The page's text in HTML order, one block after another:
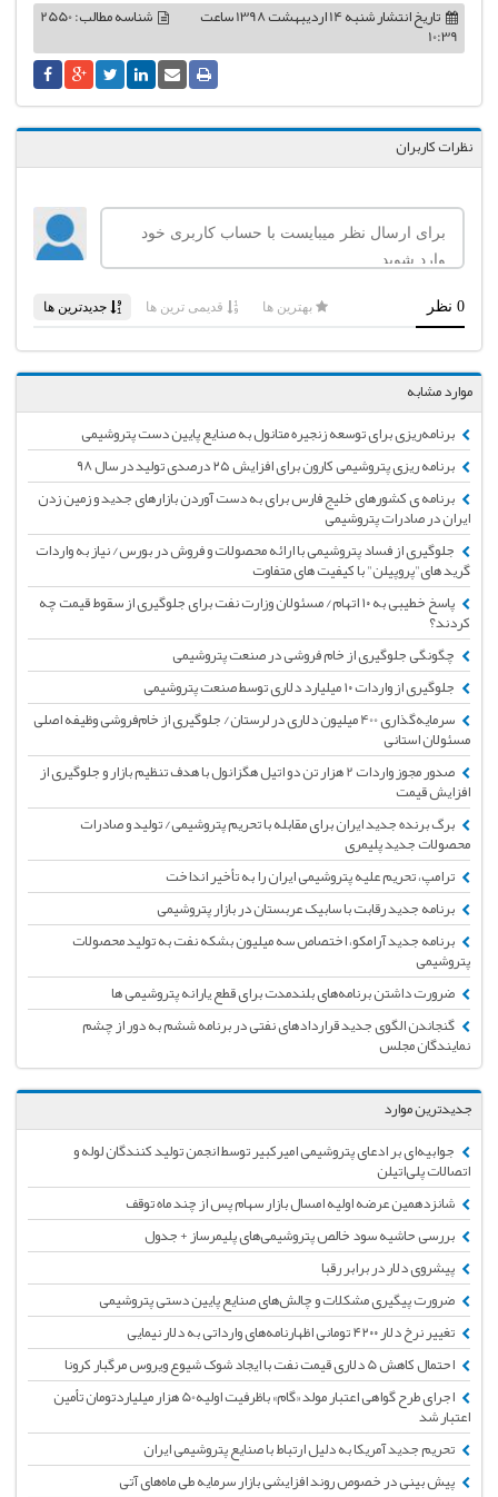
شناسه مطالب: 2550 تاریخ انتشار شنبه 14 اردیبهشت 1398 ساعت
10:39
نظرات کاربران
موارد مشابه
برنامه‌ریزی برای توسعه زنجیره متانول به صنایع پایین دست پتروشیمی
برنامه ریزی پتروشیمی کارون برای افزایش ۲۵ درصدی تولید در سال ۹۸
برنامه ی کشورهای خلیج فارس برای به دست آوردن بازارهای جدید و زمین زدن
ایران در صادرات پتروشیمی
جلوگیری از فساد پتروشیمی با ارائه محصولات و فروش در بورس/ نیاز به واردات
گرید های"پروپیلن" با کیفیت های متفاوت
پاسخ خطیبی به ۱۰ اتهام/ مسئولان وزارت نفت برای جلوگیری از سقوط قیمت چه
کردند؟
چگونگی جلوگیری از خام فروشی در صنعت پتروشیمی
جلوگیری از واردات ۱۰ میلیارد دلاری توسط صنعت پتروشیمی
سرمایه‌گذاری 400 میلیون دلاری در لرستان/ جلوگیری از خام‌فروشی وظیفه اصلی
مسئولان استانی
صدور مجوز واردات 2 هزار تن دو اتیل هگزانول با هدف تنظیم بازار و جلوگیری از
افزایش قیمت
برگ برنده جدید ایران برای مقابله با تحریم پتروشیمی/ تولید و صادرات
محصولات جدید پلیمری
ترامپ، تحریم‌ علیه پتروشیمی ایران را به تأخیر انداخت
برنامه جدید رقابت با سابیک عربستان در بازار پتروشیمی
برنامه جدید آرامکو،‌ اختصاص سه میلیون بشکه نفت به تولید محصولات
پتروشیمی
ضرورت داشتن برنامه‌های بلندمدت برای قطع یارانه پتروشیمی ها
گنجاندن الگوی جدید قراردادهای نفتی در برنامه ششم به دور از چشم
نمایندگان مجلس
جدیدترین موارد
جوابیه‌ای بر ادعای پتروشیمی امیرکبیر توسط انجمن تولید کنندگان لوله و
اتصالات پلی‌اتیلن
شانزدهمین عرضه اولیه امسال بازار سهام پس از چند ماه توقف
بررسی حاشیه سود خالص پتروشیمی‌های پلیمرساز + جدول
پیشروی دلار در برابر رقبا
ضرورت پیگیری مشکلات و چالش‌های صنایع پایین دستی پتروشیمی
تغییر نرخ دلار ۴۲۰۰ تومانی اظهارنامه‌های وارداتی به دلار نیمایی
احتمال کاهش 5 دلاری قیمت نفت با ایجاد شوک شیوع ویروس مرگبار کرونا
اجرای طرح گواهی اعتبار مولد «گام» باظرفیت اولیه50 هزار میلیاردتومان تأمین
اعتبار شد
تحریم جدید آمریکا به دلیل ارتباط با صنایع پتروشیمی ایران
پیش بینی در خصوص روند افزایشی بازار سرمایه طی ماه‌های آتی